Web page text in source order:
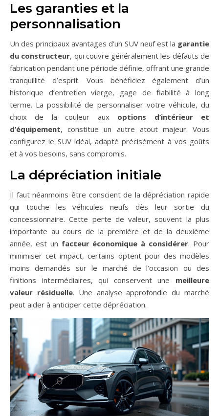
Les garanties et la
personnalisation
Un des principaux avantages d’un SUV neuf est la garantie
du constructeur, qui couvre généralement les défauts de
fabrication pendant une période définie, offrant une grande
tranquillité d’esprit. Vous bénéficiez également d’un
historique d’entretien vierge, gage de fiabilité à long
terme. La possibilité de personnaliser votre véhicule, du
choix de la couleur aux options d’intérieur et
d’équipement, constitue un autre atout majeur. Vous
configurez le SUV idéal, adapté précisément à vos goûts
et à vos besoins, sans compromis.
La dépréciation initiale
Il faut néanmoins être conscient de la dépréciation rapide
qui touche les véhicules neufs dès leur sortie du
concessionnaire. Cette perte de valeur, souvent la plus
importante au cours de la première et de la deuxième
année, est un facteur économique à considérer. Pour
minimiser cet impact, certains optent pour des modèles
moins demandés sur le marché de l’occasion ou des
finitions intermédiaires, qui conservent une meilleure
valeur résiduelle. Une analyse approfondie du marché
peut aider à anticiper cette dépréciation.